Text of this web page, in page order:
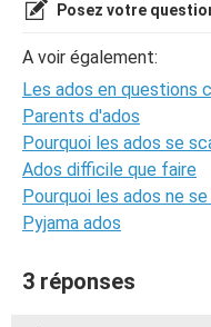
Posez votre
A voir également:
Les ados en questions
Parents d'ados
Pourquoi les ados se
Ados difficile que faire
Pourquoi les ados ne
Pyjama ados
3 réponses